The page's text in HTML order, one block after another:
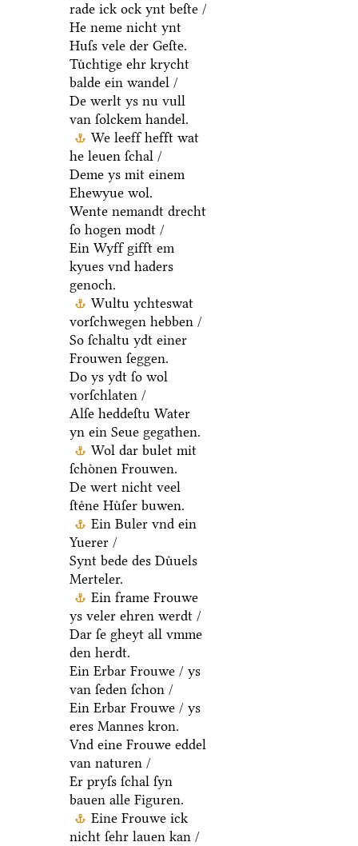
rade ick ock ynt beſte /
He neme nicht ynt
Huſs vele der Geſte.
Tuͤchtige ehr krycht
balde ein wandel /
De werlt ys nu vull
van ſolckem handel.
We leeff hefft wat
he leuen ſchal /
Deme ys mit einem
Ehewyue wol.
Wente nemandt drecht
ſo hogen modt /
Ein Wyff gifft em
kyues vnd haders
genoch.
Wultu ychteswat
vorſchwegen hebben /
So ſchaltu ydt einer
Frouwen ſeggen.
Do ys ydt ſo wol
vorſchlaten /
Alſe heddeſtu Water
yn ein Seue gegathen.
Wol dar bulet mit
ſchoͤnen Frouwen.
De wert nicht veel
ſteͤne Huͤſer buwen.
Ein Buler vnd ein
Yuerer /
Synt bede des Duͤuels
Merteler.
Ein frame Frouwe
ys veler ehren werdt /
Dar ſe gheyt all vmme
den herdt.
Ein Erbar Frouwe / ys
van ſeden ſchon /
Ein Erbar Frouwe / ys
eres Mannes kron.
Vnd eine Frouwe eddel
van naturen /
Er pryſs ſchal ſyn
bauen alle Figuren.
Eine Frouwe ick
nicht ſehr lauen kan /